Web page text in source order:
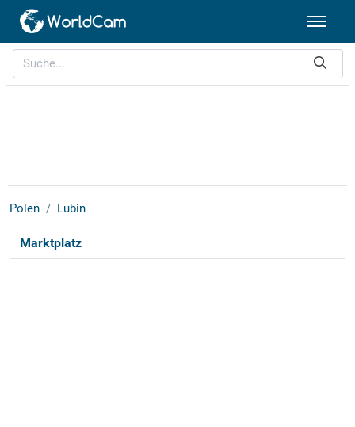
Polen Lubin
Marktplatz